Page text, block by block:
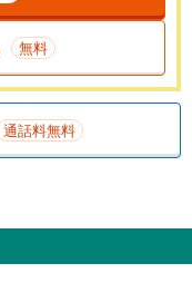
無料
通話料無料